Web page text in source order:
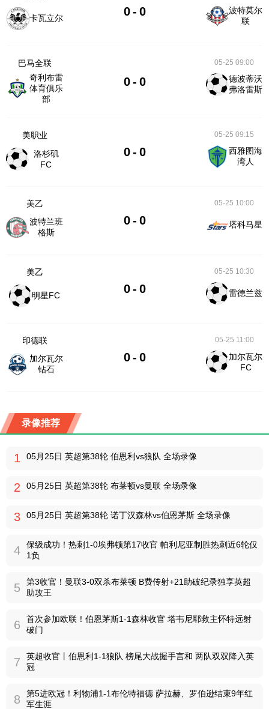
卡瓦立尔 0 - 0
波特莫尔
联
巴马全联
奇利布雷
体育俱乐
部
0 - 0
05-25 09:00
德波蒂沃
弗洛雷斯
美职业
洛杉矶
FC
0 - 0
05-25 09:15
西雅图海
湾人
美乙
波特兰班
格斯
0 - 0
05-25 10:00
塔科马星
美乙
明星FC 0 - 0
05-25 10:30
雷德兰兹
印德联
加尔瓦尔
钻石
0 - 0
05-25 11:00
加尔瓦尔
FC
录像推荐
1 05月25日 英超第38轮 伯恩利vs狼队 全场录像
2 05月25日 英超第38轮 布莱顿vs曼联 全场录像
3 05月25日 英超第38轮 诺丁汉森林vs伯恩茅斯 全场录像
4
保级成功！热刺1-0埃弗顿第17收官 帕利尼亚制胜热刺近6轮仅
1负
5
第3收官！曼联3-0双杀布莱顿 B费传射+21助破纪录独享英超
助攻王
6
首次参加欧联！伯恩茅斯1-1森林收官 塔韦尼耶救主怀特远射
破门
7
英超收官丨伯恩利1-1狼队 榜尾大战握手言和 两队双双降入英
冠
8
第5进欧冠！利物浦1-1布伦特福德 萨拉赫、罗伯逊结束9年红
军生涯